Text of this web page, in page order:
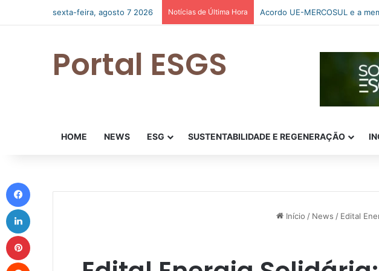
sexta-feira, agosto 7 2026 Notícias de Última Hora Go-to-market: a estratégia
Portal ESGS
HOME NEWS ESG SUSTENTABILIDADE E REGENERAÇÃO
Início / News / Edital